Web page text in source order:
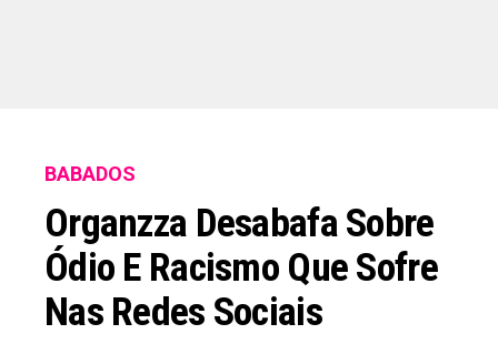
BABADOS
Organzza Desabafa Sobre
Ódio E Racismo Que Sofre
Nas Redes Sociais